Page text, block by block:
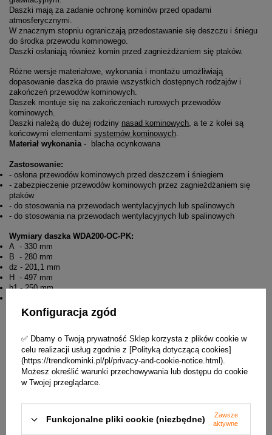
Daszki mają za zadanie ochronę kominów przed opadami
atmosferycznymi.
W znacznym stopniu ograniczają przedostawanie się deszczu i śniegu
do środka przewodu kominowego.
Daszki osłaniają również komin przed zagnieżdżaniem się ptaków.
Różne wersje materiałowe, wykonania i montażu umożliwiają
dopasowanie daszka do prawie wszystkich dostępnych rodzajów i
zakończeń przewodów kominowych.
Daszek montuje się na zakończeniach rurowych przewodów
kominowych.
Daszki należą do dużej rodziny nasad kominowych, a te z kolei są
końcowymi elementami systemów kominowych.
Materiał wykonania- blacha ocynkowana
Zastosowanie:
- osłona przewodów kominowych przed deszczem i śniegiem
- zabezpieczenie przewodów kominowych przez zagnieżdżaniem się
ptaków
- do stosowania na przewodach wentylacyjnych lub spalinowych
- do stosowania na przewodach wentylacyjnych lub spalinowych
Wymiary daszka WDA200-OC-PK:
A - 330 mm
B - 280 mm
dz - 201,1 mm
H - 497 mm
h1 - 250 mm
Konfiguracja zgód
✅ Dbamy o Twoją prywatność Sklep korzysta z plików cookie w
celu realizacji usług zgodnie z [Polityką dotyczącą cookies]
(https://trendkominki.pl/pl/privacy-and-cookie-notice.html).
Możesz określić warunki przechowywania lub dostępu do cookie
w Twojej przeglądarce.
Funkcjonalne pliki cookie (niezbędne)
Zawsze
aktywne